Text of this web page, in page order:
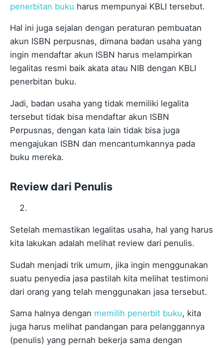
penerbitan buku harus mempunyai KBLI tersebut.
Hal ini juga sejalan dengan peraturan pembuatan
akun ISBN perpusnas, dimana badan usaha yang
ingin mendaftar akun ISBN harus melampirkan
legalitas resmi baik akata atau NIB dengan KBLI
penerbitan buku.
Jadi, badan usaha yang tidak memiliki legalita
tersebut tidak bisa mendaftar akun ISBN
Perpusnas, dengan kata lain tidak bisa juga
mengajukan ISBN dan mencantumkannya pada
buku mereka.
Review dari Penulis
Setelah memastikan legalitas usaha, hal yang harus
kita lakukan adalah melihat review dari penulis.
Sudah menjadi trik umum, jika ingin menggunakan
suatu penyedia jasa pastilah kita melihat testimoni
dari orang yang telah menggunakan jasa tersebut.
Sama halnya dengan memilih penerbit buku, kita
juga harus melihat pandangan para pelanggannya
(penulis) yang pernah bekerja sama dengan